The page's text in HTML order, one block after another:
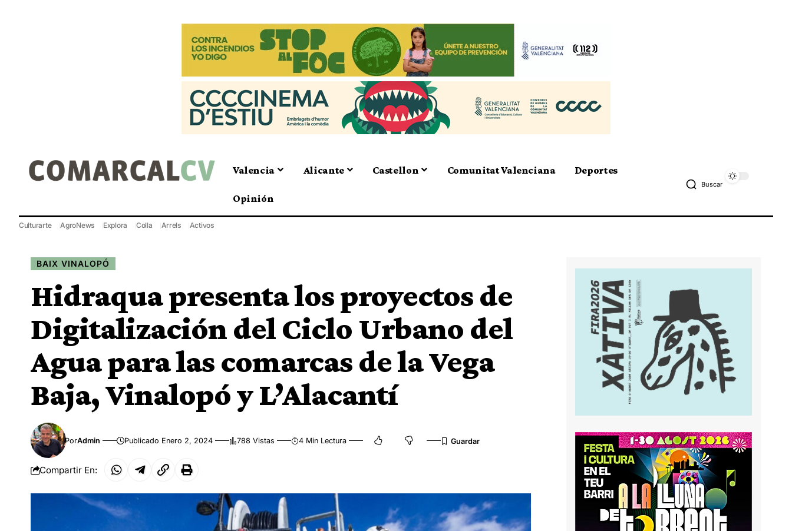
Valencia Alicante Castellon Comunitat Valenciana Deportes
Opinión
Buscar
Culturarte AgroNews Explora Colla Arrels Activos
BAIX VINALOPÓ
Hidraqua presenta los proyectos de
Digitalización del Ciclo Urbano del
Agua para las comarcas de la Vega
Baja, Vinalopó y L’Alacantí
PorAdmin Publicado Enero 2, 2024 788 Vistas 4 Min Lectura
Compartir En: